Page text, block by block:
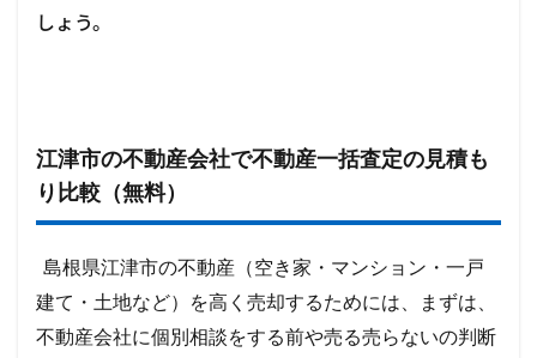
しょう。
江津市の不動産会社で不動産一括査定の見積も
り比較（無料）
島根県江津市の不動産（空き家・マンション・一戸
建て・土地など）を高く売却するためには、まずは、
不動産会社に個別相談をする前や売る売らないの判断